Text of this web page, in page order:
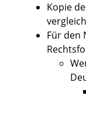
Kopie
Für den